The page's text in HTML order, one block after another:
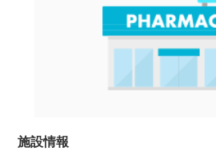
施設情報